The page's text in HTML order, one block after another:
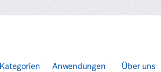
Kategorien Anwendungen Über uns